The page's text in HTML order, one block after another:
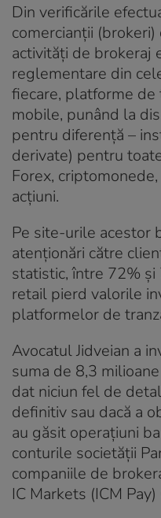
Din verificările
comercianții
activități de brokeraj
reglementare din
fiecare, platforme
mobile, punând la
pentru diferență –
derivate) pentru
Forex,
acțiuni.
Pe site-urile acestor
atenționări către
statistic, între 72%
retail pierd valorile
platformelor de
Avocatul Jidveian a
suma de 8,3
dat niciun fel de
definitiv sau dacă a
au găsit operațiuni
conturile societăţii
companiile de
IC Markets (ICM Pay)